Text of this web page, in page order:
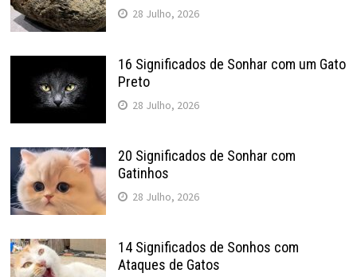
28 Julho, 2026
16 Significados de Sonhar com um Gato
Preto
28 Julho, 2026
20 Significados de Sonhar com
Gatinhos
28 Julho, 2026
14 Significados de Sonhos com
Ataques de Gatos